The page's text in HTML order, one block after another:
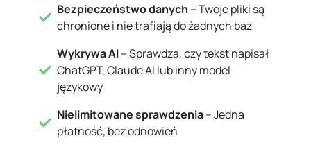
Bezpieczeństwo danych – Twoje pliki są
chronione i nie trafiają do żadnych baz
Wykrywa AI– Sprawdza, czy tekst napisał
ChatGPT, Claude AI lub inny model
językowy
Nielimitowane sprawdzenia– Jedna
płatność, bez odnowień